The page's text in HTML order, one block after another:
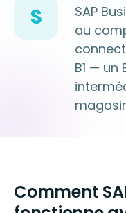
S
SAP
au
B1 — un
Comment